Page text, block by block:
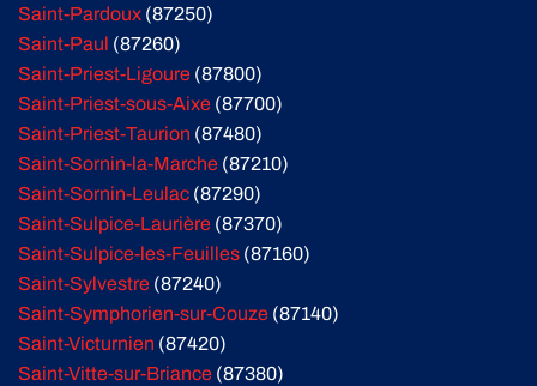
Saint-Pardoux (87250)
Saint-Paul (87260)
Saint-Priest-Ligoure (87800)
Saint-Priest-sous-Aixe (87700)
Saint-Priest-Taurion (87480)
Saint-Sornin-la-Marche (87210)
Saint-Sornin-Leulac (87290)
Saint-Sulpice-Laurière (87370)
Saint-Sulpice-les-Feuilles (87160)
Saint-Sylvestre (87240)
Saint-Symphorien-sur-Couze (87140)
Saint-Victurnien (87420)
Saint-Vitte-sur-Briance (87380)